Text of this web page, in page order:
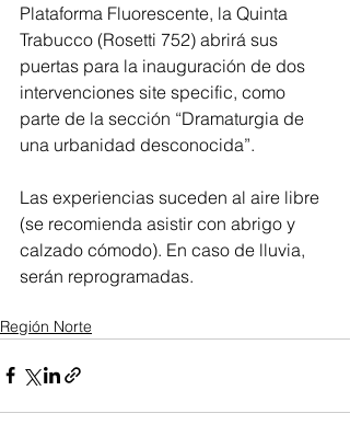
Plataforma Fluorescente, la Quinta
Trabucco (Rosetti 752) abrirá sus
puertas para la inauguración de dos
intervenciones site specific, como
parte de la sección “Dramaturgia de
una urbanidad desconocida”.
Las experiencias suceden al aire libre
(se recomienda asistir con abrigo y
calzado cómodo). En caso de lluvia,
serán reprogramadas.
Región Norte